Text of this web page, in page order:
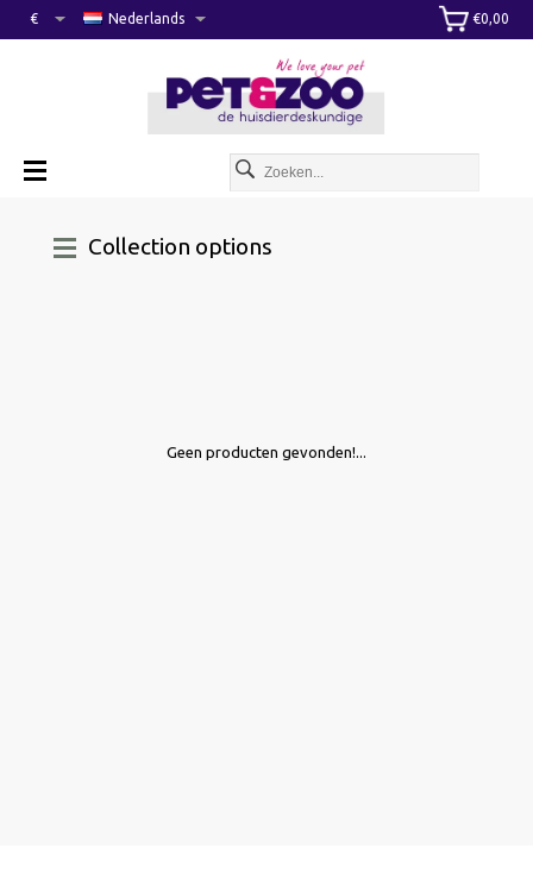
€0,00
Nederlands
€
Collection options
Geen producten gevonden!...